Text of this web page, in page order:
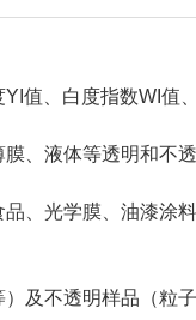
值、白度指数WI值
、液体等透明和不透
、光学膜、油漆涂
及不透明样品（粒